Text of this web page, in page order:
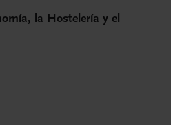
la Hostelería y el